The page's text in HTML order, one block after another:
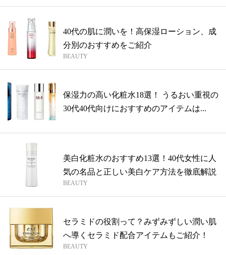
40代の肌に潤いを！高保湿ローション、成
分別のおすすめをご紹介
BEAUTY
保湿力の高い化粧水18選！ うるおい重視の
30代40代向けにおすすめのアイテムは...
美白化粧水のおすすめ13選！40代女性に人
気の名品と正しい美白ケア方法を徹底解説
BEAUTY
セラミドの役割って？みずみずしい潤い肌
へ導くセラミド配合アイテムもご紹介！
BEAUTY